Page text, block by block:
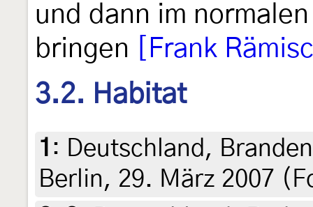
und dann im
bringen
[Frank
3.2. Habitat
1 : Deutschland,
Berlin, 29. März 2007